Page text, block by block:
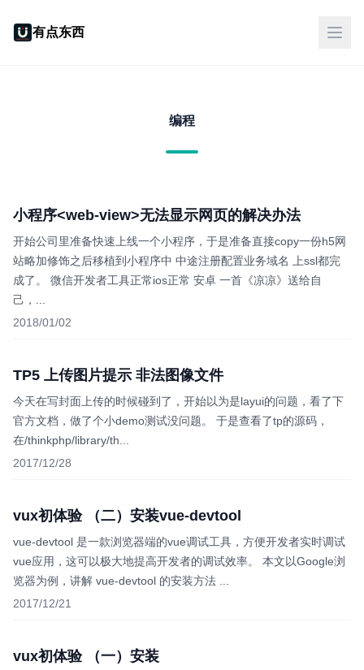
有点东西
编程
小程序<web-view>无法显示网页的解决办法
开始公司里准备快速上线一个小程序，于是准备直接copy一份h5网
站略加修饰之后移植到小程序中 中途注册配置业务域名 上ssl都完
成了。 微信开发者工具正常ios正常 安卓 一首《凉凉》送给自
己，...
2018/01/02
TP5 上传图片提示 非法图像文件
今天在写封面上传的时候碰到了，开始以为是layui的问题，看了下
官方文档，做了个小demo测试没问题。 于是查看了tp的源码，
在/thinkphp/library/th...
2017/12/28
vux初体验 （二）安装vue-devtool
vue-devtool 是一款浏览器端的vue调试工具，方便开发者实时调试
vue应用，这可以极大地提高开发者的调试效率。 本文以Google浏
览器为例，讲解 vue-devtool 的安装方法 ...
2017/12/21
vux初体验 （一）安装